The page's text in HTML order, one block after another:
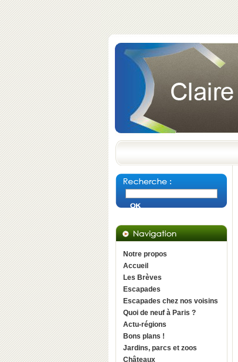
Notre propos
Accueil
Les Brèves
Escapades
Escapades chez nos voisins
Quoi de neuf à Paris ?
Actu-régions
Bons plans !
Jardins, parcs et zoos
Châteaux